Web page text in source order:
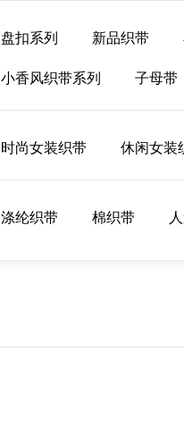
盘扣系列 新品织带
小香风织带系列
子母带
时尚女装织带 休闲女装
涤纶织带 棉织带